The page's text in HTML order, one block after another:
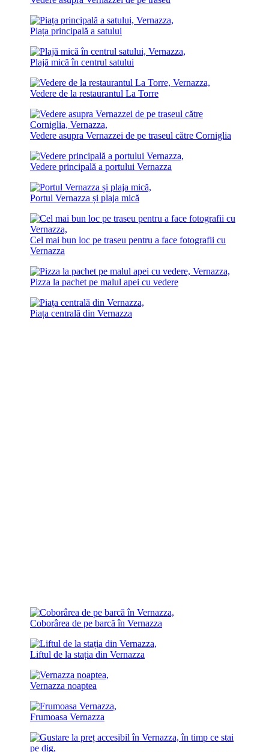
Piața principală a satului
Plajă mică în centrul satului
Vedere de la restaurantul La Torre
Vedere asupra Vernazzei de pe traseul către Corniglia
Vedere principală a portului Vernazza
Portul Vernazza și plaja mică
Cel mai bun loc pe traseu pentru a face fotografii cu
Vernazza
Pizza la pachet pe malul apei cu vedere
Piața centrală din Vernazza
Coborârea de pe barcă în Vernazza
Liftul de la stația din Vernazza
Vernazza noaptea
Frumoasa Vernazza